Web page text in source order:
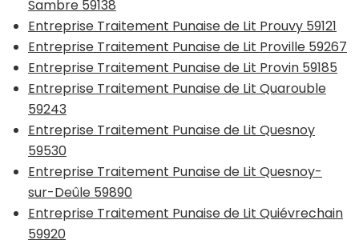
Sambre 59138
Entreprise Traitement Punaise de Lit Prouvy 59121
Entreprise Traitement Punaise de Lit Proville 59267
Entreprise Traitement Punaise de Lit Provin 59185
Entreprise Traitement Punaise de Lit Quarouble
59243
Entreprise Traitement Punaise de Lit Quesnoy
59530
Entreprise Traitement Punaise de Lit Quesnoy-
sur-Deûle 59890
Entreprise Traitement Punaise de Lit Quiévrechain
59920